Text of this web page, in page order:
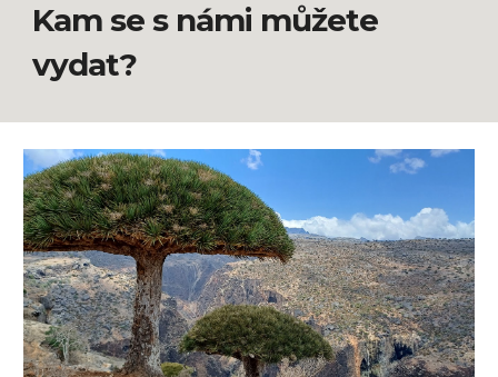
Kam se s námi můžete
vydat?